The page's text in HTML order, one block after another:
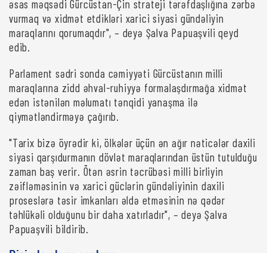
əsas məqsədi Gürcüstan-Çin strateji tərəfdaşlığına zərbə
vurmaq və xidmət etdikləri xarici siyasi gündəliyin
maraqlarını qorumaqdır", – deyə Şalva Papuaşvili qeyd
edib.
Parlament sədri sonda cəmiyyəti Gürcüstanın milli
maraqlarına zidd əhval-ruhiyyə formalaşdırmağa xidmət
edən istənilən məlumatı tənqidi yanaşma ilə
qiymətləndirməyə çağırıb.
"Tarix bizə öyrədir ki, ölkələr üçün ən ağır nəticələr daxili
siyasi qarşıdurmanın dövlət maraqlarından üstün tutulduğu
zaman baş verir. Ötən əsrin təcrübəsi milli birliyin
zəifləməsinin və xarici güclərin gündəliyinin daxili
proseslərə təsir imkanları əldə etməsinin nə qədər
təhlükəli olduğunu bir daha xatırladır", – deyə Şalva
Papuaşvili bildirib.